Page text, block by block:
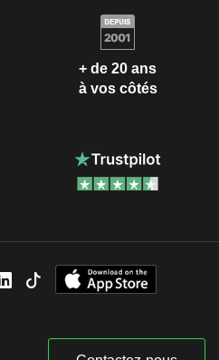
+ de 20 ans
à vos côtés